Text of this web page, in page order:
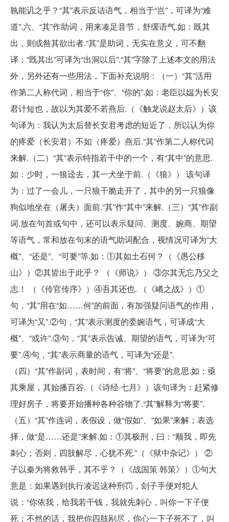
孰能讥之乎？“其”表示反诘语气，相当于“岂”，可译为“难
道”.六、“其”作助词，用来凑足音节，舒缓语气.如：既其
出，则或咎其欲出者.“其”是助词，无实在意义，可不翻
译；“既其出”可译为“出洞以后”.“其”字除了上述本文的用法
外，另外还有一些用法，下面补充说明：（一）“其”活用
作第二人称代词，相当于“你”、“你的”.如：老臣以媪为长安
君计短也，故以为其爱不若燕后.（《触龙说赵太后》）该
句译为：我认为太后替长安君考虑的短近了，所以认为你
的疼爱（长安君）不如（疼爱）燕后.“其”作第二人称代词
来解.（二）“其”表示特指若干中的一个，有“其中”的意思.
如：少时，一狼迳去，其一犬坐于前.（《狼》） 该句译
为：过了一会儿，一只狼干脆走开了，其中的另一只狼像
狗似地坐在（屠夫）面前.“其”作“其中”来解.（三）“其”作副
词.放在句首或句中，还可以表示疑问、测度、婉商、期望
等语气，常和放在句末的语气助词配合，视情况可译为“大
概”、“还是”、“可要”等.如：①其如土石何？（《愚公移
山》）②其皆出于此乎？ （《师说》） ③尔其无忘乃父之
志！ （《伶官传序》）④吾其还也. （《崤之战》）①
句，“其”用在“如……何”的前面，有加强疑问语气的作用，
可译为“又”.②句，“其”表示测度的委婉语气，可译成“大
概”、“或许”.③句，“其”表示告诫、期望的语气，可译为“可
要”.④句，“其”表示商量的语气，可译为“还是”.
（四）“其”作副词，表时间，有“将”、“将要”的意思.如：亟
其乘屋，其始播百谷.（《诗经·七月》）该句译为：赶紧修
理好房子，将要开始播种各种谷物了.“其”解释为“将要”.
（五）“其”作连词，表假设，做“假如”、“如果”来解；表选
择，做“是……还是”来解.如：①其极刑，曰：“顺我，即先
刺心；否则，四肢解尽，心犹不死.”（《狱中杂记》） ②
子以秦为将救韩乎，其不乎？（《战国策·韩策》）①句大
意是：如果遇到执行凌迟这种刑罚，刽子手便对犯人
说：“你依我，给我若干钱，我就先刺心，叫你一下子便
死；不然的话，我把你四肢剐尽，你心一下子死不了，叫